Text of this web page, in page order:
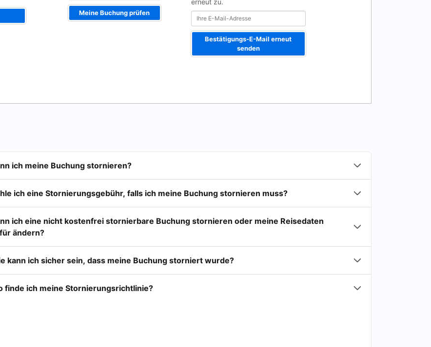
Meine Buchung prüfen
erneut zu.
Bestätigungs-E-Mail erneut
senden
ich meine Buchung stornieren?
ich eine Stornierungsgebühr, falls ich meine Buchung stornieren muss?
ich eine nicht kostenfrei stornierbare Buchung stornieren oder meine Reisedaten
ändern?
kann ich sicher sein, dass meine Buchung storniert wurde?
finde ich meine Stornierungsrichtlinie?